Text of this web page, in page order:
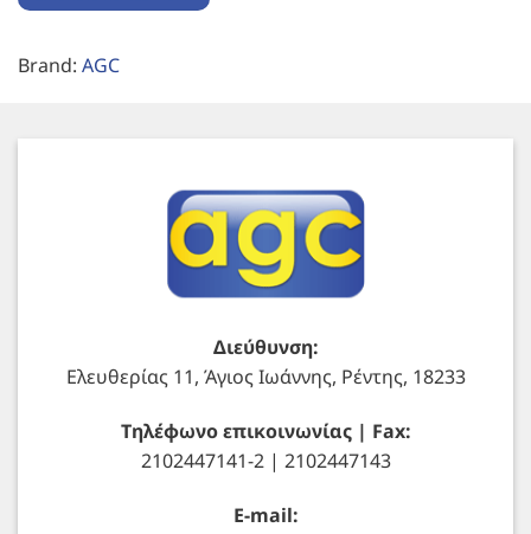
Brand: AGC
Διεύθυνση:
Ελευθερίας 11, Άγιος Ιωάννης, Ρέντης, 18233
Τηλέφωνο επικοινωνίας | Fax:
2102447141-2 | 2102447143
E-mail: